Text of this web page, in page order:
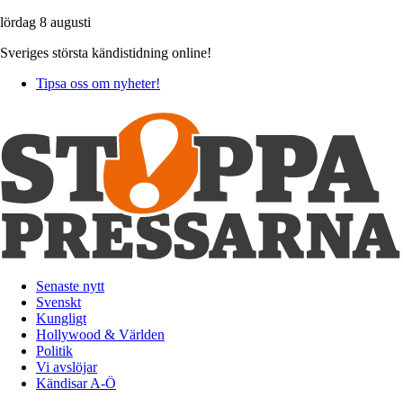
lördag 8 augusti
Sveriges största kändistidning online!
Tipsa oss om nyheter!
Senaste nytt
Svenskt
Kungligt
Hollywood & Världen
Politik
Vi avslöjar
Kändisar A-Ö